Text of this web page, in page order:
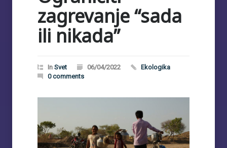
zagrevanje “sada
ili nikada”
In Svet 06/04/2022
Ekologika
0 comments